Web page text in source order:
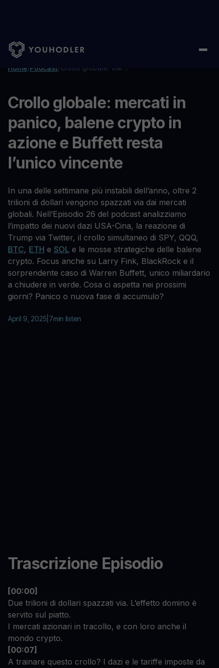
Home/Podcast/Crollo globale: mercati in panico, balene
...
Crollo globale: mercati in
panico, balene crypto in
azione e Buffett resta
l’unico vincente
In una delle settimane più instabili dell’anno, oltre 2
trilioni di dollari vengono spazzati via dai mercati
globali. Nell’Episodio 26 del podcast analizziamo
l’impatto dei nuovi dazi USA-Cina, la reazione di
Trump via Twitter, il crollo simultaneo di SPY, QQQ,
BTC, ETH e SOL e le mosse strategiche delle balene
crypto. Focus anche su Larry Fink, BlackRock e il
sorprendente caso di Warren Buffett, unico miliardario
a chiudere in verde. Cosa ci aspetta nei prossimi
giorni? Panico o nuova fase di accumulo?
April 9, 2025 7min listen
Trascrizione Episodio
[00:00]
Due trilioni di dollari spazzati via. L’effetto domino è
servito sul piatto.
I mercati azionari in tracollo, e con loro anche il
mondo crypto.
[00:07]
A trainare questo crollo? I dazi e le tariffe imposte da